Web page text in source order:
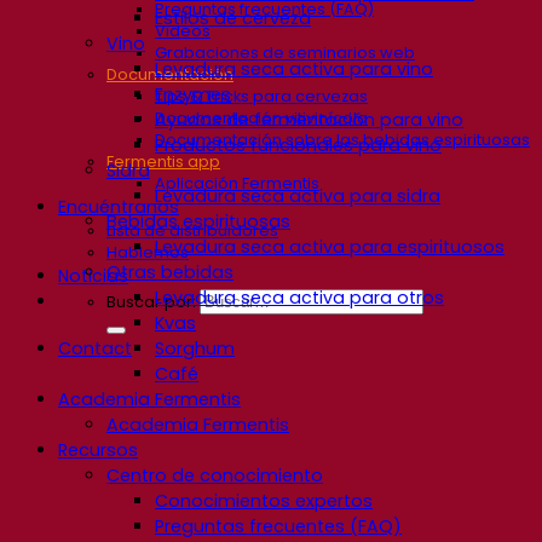
Preguntas frecuentes (FAQ)
Videos
Grabaciones de seminarios web
Documentación
Tips & Tricks para cervezas
Documentación vitivinícola
Documentación sobre las bebidas espirituosas
Fermentis app
Aplicación Fermentis
Encuéntranos
Lista de distribuidores
Hablemos
Noticias
Buscar por:
Contact
Estilos de cerveza
Vino
Levadura seca activa para vino
Enzymes
Ayudas de fermentación para vino
Productos funcionales para vino
Sidra
Levadura seca activa para sidra
Bebidas espirituosas
Levadura seca activa para espirituosos
Otras bebidas
Levadura seca activa para otros
Kvas
Sorghum
Café
Academia Fermentis
Academia Fermentis
Recursos
Centro de conocimiento
Conocimientos expertos
Preguntas frecuentes (FAQ)